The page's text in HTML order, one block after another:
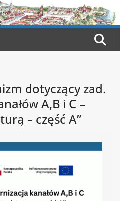
narzędzi
dotyczący zad.
A,B i C –
– część A”